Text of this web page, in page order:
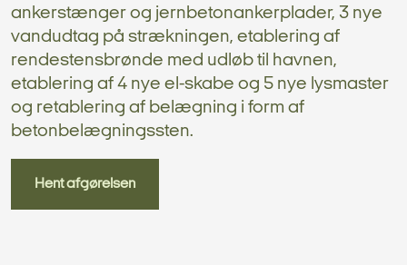
ankerstænger og jernbetonankerplader, 3 nye
vandudtag på strækningen, etablering af
rendestensbrønde med udløb til havnen,
etablering af 4 nye el-skabe og 5 nye lysmaster
og retablering af belægning i form af
betonbelægningssten.
Hent afgørelsen